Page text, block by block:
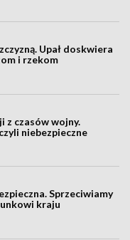
Upał doskwiera
i rzekom
z czasów wojny.
niebezpieczne
Sprzeciwiamy
kraju